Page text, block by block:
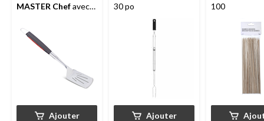
MASTER Chefavec
Ajouter
30 po
Ajouter
100